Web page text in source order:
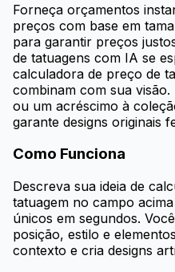
Forneça orçamentos
preços com base em
para garantir preços
de tatuagens com IA se
calculadora de preço de
combinam com sua
ou um acréscimo à
garante designs originais
Como Funciona
Descreva sua ideia de
tatuagem no campo
únicos em segundos.
posição, estilo e
contexto e cria designs